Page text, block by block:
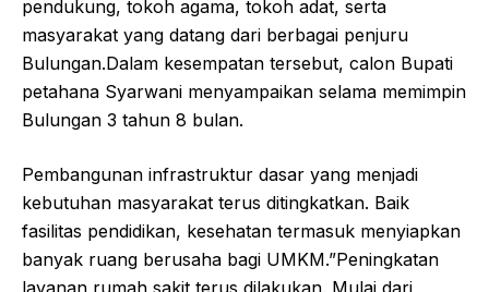
pendukung, tokoh agama, tokoh adat, serta
masyarakat yang datang dari berbagai penjuru
Bulungan.Dalam kesempatan tersebut, calon Bupati
petahana Syarwani menyampaikan selama memimpin
Bulungan 3 tahun 8 bulan.
Pembangunan infrastruktur dasar yang menjadi
kebutuhan masyarakat terus ditingkatkan. Baik
fasilitas pendidikan, kesehatan termasuk menyiapkan
banyak ruang berusaha bagi UMKM.”Peningkatan
layanan rumah sakit terus dilakukan. Mulai dari